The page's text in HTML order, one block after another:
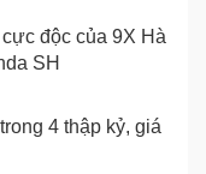
độc của 9X Hà
SH
4 thập kỷ, giá